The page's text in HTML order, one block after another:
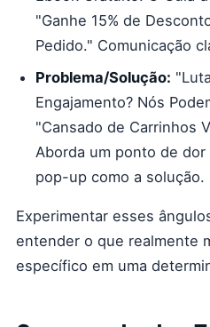
"Ganhe 15% de
Pedido." Comunicação
Problema/Solução:
Engajamento? Nós
"Cansado de Carrinhos
Aborda um ponto de
pop-up como a solução.
Experimentar esses
entender o que realmente
específico em uma